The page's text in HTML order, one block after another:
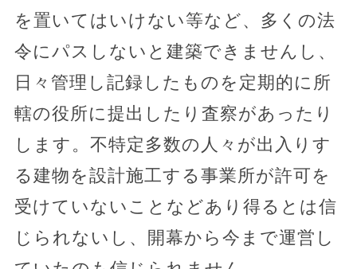
を置いてはいけない等など、多くの法
令にパスしないと建築できませんし、
日々管理し記録したものを定期的に所
轄の役所に提出したり査察があったり
します。不特定多数の人々が出入りす
る建物を設計施工する事業所が許可を
受けていないことなどあり得るとは信
じられないし、開幕から今まで運営し